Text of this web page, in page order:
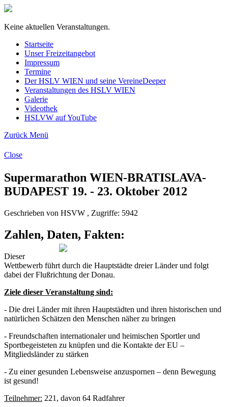
Keine aktuellen Veranstaltungen.
Startseite
Unser Freizeitangebot
Impressum
Termine
Der HSLV WIEN und seine VereineDeeper
Veranstaltungen des HSLV WIEN
Galerie
Videothek
HSLVW auf YouTube
Zurück Menü
Close
Supermarathon WIEN-BRATISLAVA-
BUDAPEST 19. - 23. Oktober 2012
Geschrieben von HSVW , Zugriffe: 5942
Zahlen, Daten, Fakten:
Dieser
Wettbewerb führt durch die Hauptstädte dreier Länder und folgt
dabei der Flußrichtung der Donau.
Ziele dieser Veranstaltung sind:
- Die drei Länder mit ihren Hauptstädten und ihren historischen und
natürlichen Schätzen den Menschen näher zu bringen
- Freundschaften internationaler und heimischen Sportler und
Sportbegeisteten zu knüpfen und die Kontakte der EU –
Mitgliedsländer zu stärken
- Zu einer gesunden Lebensweise anzuspornen – denn Bewegung
ist gesund!
Teilnehmer: 221, davon 64 Radfahrer